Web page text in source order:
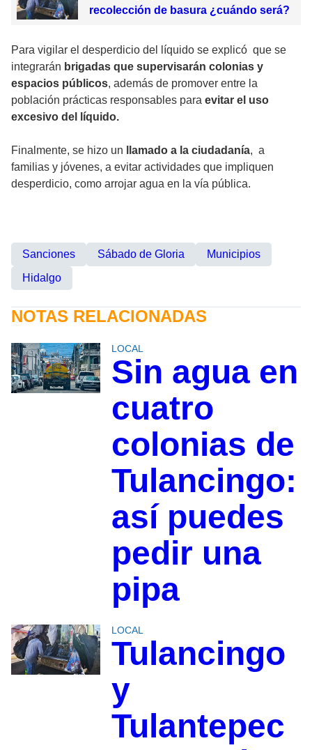
recolección de basura ¿cuándo será?
Para vigilar el desperdicio del líquido se explicó que se
integrarán brigadas que supervisarán colonias y
espacios públicos, además de promover entre la
población prácticas responsables para evitar el uso
excesivo del líquido.
Finalmente, se hizo un llamado a la ciudadanía, a
familias y jóvenes, a evitar actividades que impliquen
desperdicio, como arrojar agua en la vía pública.
Sanciones Sábado de Gloria
Municipios
Hidalgo
NOTAS RELACIONADAS
LOCAL
Sin agua en
cuatro
colonias de
Tulancingo:
así puedes
pedir una
pipa
LOCAL
Tulancingo
y
Tulantepec